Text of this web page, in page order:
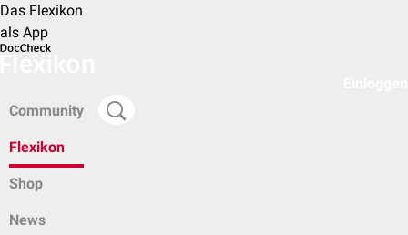
Das Flexikon
als App
Community
Flexikon
Shop
News